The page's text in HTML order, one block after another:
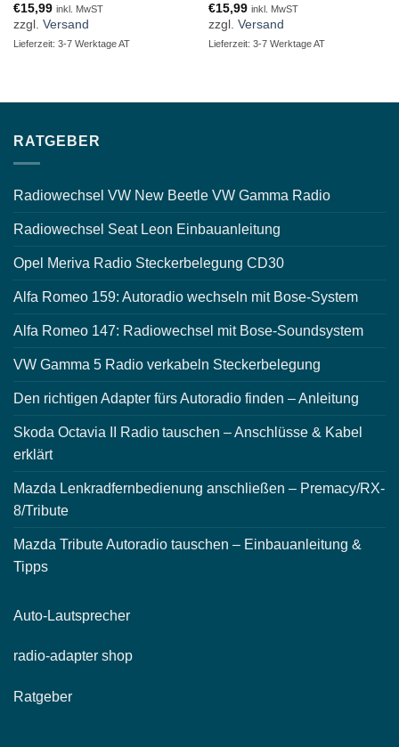
€15,99 inkl. MwST
zzgl. Versand
Lieferzeit: 3-7 Werktage AT
€15,99 inkl. MwST
zzgl. Versand
Lieferzeit: 3-7 Werktage AT
RATGEBER
Radiowechsel VW New Beetle VW Gamma Radio
Radiowechsel Seat Leon Einbauanleitung
Opel Meriva Radio Steckerbelegung CD30
Alfa Romeo 159: Autoradio wechseln mit Bose-System
Alfa Romeo 147: Radiowechsel mit Bose-Soundsystem
VW Gamma 5 Radio verkabeln Steckerbelegung
Den richtigen Adapter fürs Autoradio finden – Anleitung
Skoda Octavia II Radio tauschen – Anschlüsse & Kabel
erklärt
Mazda Lenkradfernbedienung anschließen – Premacy/RX-
8/Tribute
Mazda Tribute Autoradio tauschen – Einbauanleitung &
Tipps
Auto-Lautsprecher
radio-adapter shop
Ratgeber